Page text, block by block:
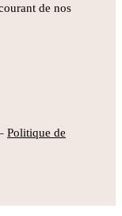
de nos
Politique de